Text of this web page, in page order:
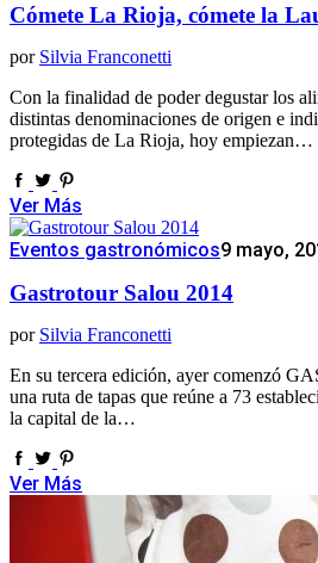
Cómete La Rioja, cómete la
por Silvia Franconetti
Con la finalidad de poder degustar los
distintas denominaciones de origen e
protegidas de La Rioja, hoy empiezan…
Ver Más
Eventos gastronómicos9 mayo,
Gastrotour Salou 2014
por Silvia Franconetti
En su tercera edición, ayer comenzó
una ruta de tapas que reúne a 73
la capital de la…
Ver Más